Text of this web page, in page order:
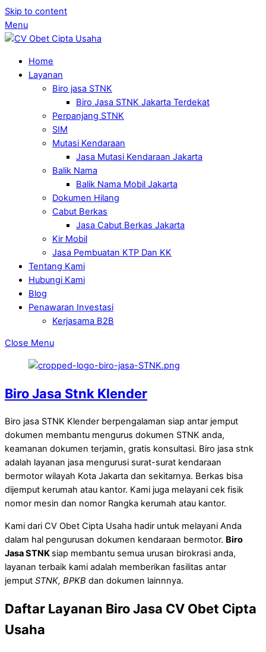
Skip to content
Menu
Home
Layanan
Biro jasa STNK
Biro Jasa STNK Jakarta Terdekat
Perpanjang STNK
SIM
Mutasi Kendaraan
Jasa Mutasi Kendaraan Jakarta
Balik Nama
Balik Nama Mobil Jakarta
Dokumen Hilang
Cabut Berkas
Jasa Cabut Berkas Jakarta
Kir Mobil
Jasa Pembuatan KTP Dan KK
Tentang Kami
Hubungi Kami
Blog
Penawaran Investasi
Kerjasama B2B
Close Menu
Biro Jasa Stnk Klender
Biro jasa STNK Klender berpengalaman siap antar jemput
dokumen membantu mengurus dokumen STNK anda,
keamanan dokumen terjamin, gratis konsultasi. Biro jasa stnk
adalah layanan jasa mengurusi surat-surat kendaraan
bermotor wilayah Kota Jakarta dan sekitarnya. Berkas bisa
dijemput kerumah atau kantor. Kami juga melayani cek fisik
nomor mesin dan nomor Rangka kerumah atau kantor.
Kami dari CV Obet Cipta Usaha hadir untuk melayani Anda
dalam hal pengurusan dokumen kendaraan bermotor. Biro
Jasa STNK siap membantu semua urusan birokrasi anda,
layanan terbaik kami adalah memberikan fasilitas antar
jemput STNK, BPKB dan dokumen lainnnya.
Daftar Layanan Biro Jasa CV Obet Cipta
Usaha